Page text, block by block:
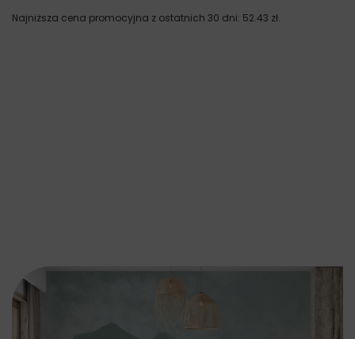
Najniższa cena promocyjna z ostatnich 30 dni: 52.43 zł.